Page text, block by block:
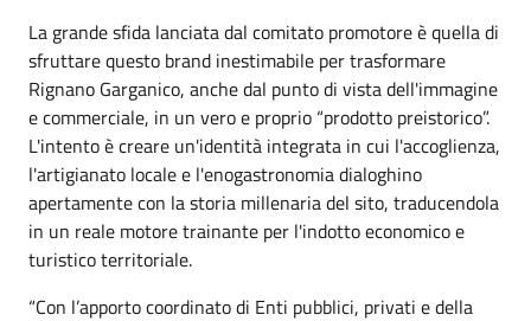
La grande sfida lanciata dal comitato promotore è quella di
sfruttare questo brand inestimabile per trasformare
Rignano Garganico, anche dal punto di vista dell'immagine
e commerciale, in un vero e proprio “prodotto preistorico”.
L'intento è creare un'identità integrata in cui l'accoglienza,
l'artigianato locale e l'enogastronomia dialoghino
apertamente con la storia millenaria del sito, traducendola
in un reale motore trainante per l'indotto economico e
turistico territoriale.
“Con l’apporto coordinato di Enti pubblici, privati e della